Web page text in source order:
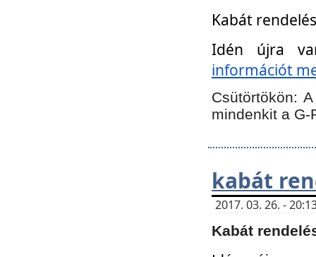
Kabát
Idén újra
információt
Csütörtökön:A
mindenkit a G-
kabát
2017. 03. 26. -
Kabát